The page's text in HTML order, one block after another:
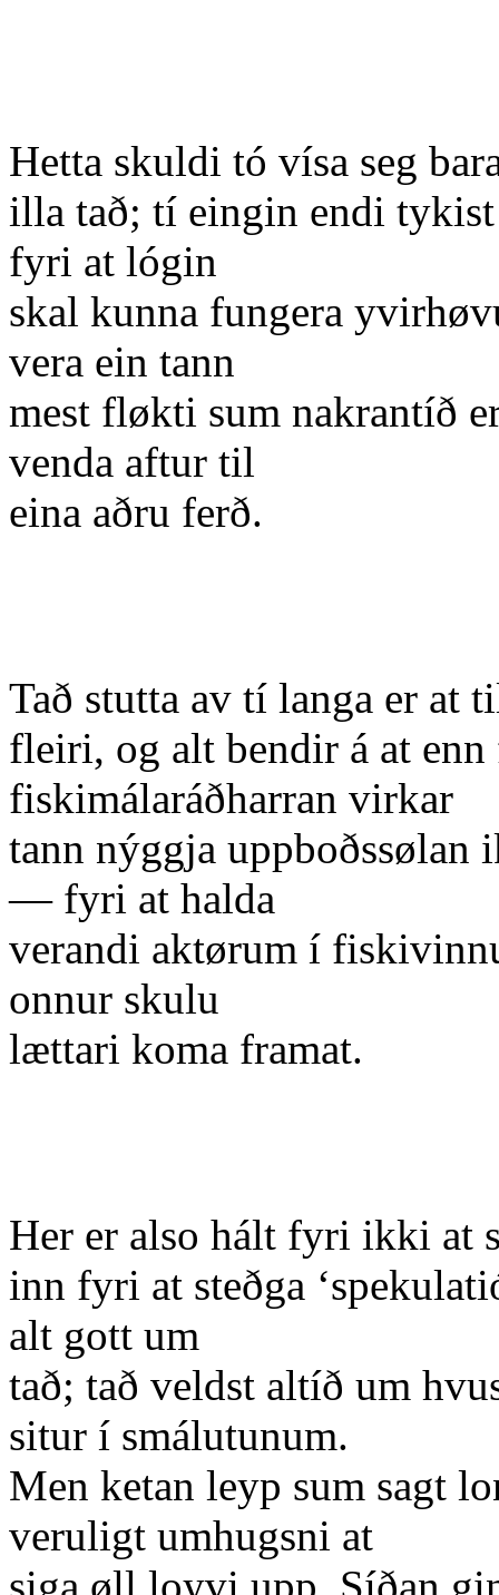
Hetta skuldi tó vísa seg
illa tað; tí eingin endi
fyri at lógin
skal kunna fungera
vera ein tann
mest fløkti sum nakrantíð
venda aftur til
eina aðru ferð.
Tað stutta av tí langa er at
fleiri, og alt bendir á at
fiskimálaráðharran virkar
tann nýggja
— fyri at halda
verandi aktørum í
onnur skulu
lættari koma framat.
Her er also hált fyri ikki at
inn fyri at steðga
alt gott um
tað; tað veldst altíð um
situr í smálutunum.
Men ketan leyp sum sagt
veruligt umhugsni at
siga øll loyvi upp. Síðan